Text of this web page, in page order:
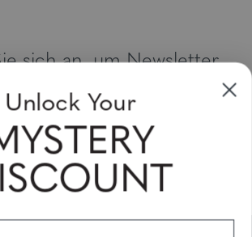
sich an, um Newsletter,
und Gutscheine zu
erhalten
E-Mail Adresse ein und abonnieren Sie!
Unlock Your